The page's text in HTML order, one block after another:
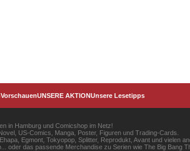
VorschauenUNSERE AKTIONUnsere Lesetipps
in Hamburg und Comicshop im Netz!
US-Comics, Manga, Poster, Figuren und Trading-Cards.
Egmont, Tokyopop, Splitter, Reprodukt, Avant und vielen
oder das passende Merchandise zu Serien wie The Big Bang